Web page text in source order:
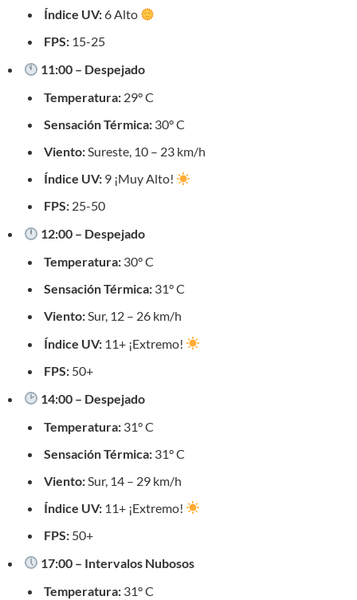
Índice UV:6 Alto
FPS: 15-25
11:00 – Despejado
Temperatura: 29° C
Sensación Térmica: 30° C
Viento:Sureste, 10 – 23 km/h
Índice UV: 9 ¡Muy Alto!
FPS: 25-50
12:00 – Despejado
Temperatura: 30° C
Sensación Térmica: 31° C
Viento:Sur, 12 – 26 km/h
Índice UV: 11+ ¡Extremo!
FPS: 50+
14:00 – Despejado
Temperatura: 31° C
Sensación Térmica: 31° C
Viento: Sur, 14 – 29 km/h
Índice UV: 11+ ¡Extremo!
FPS: 50+
17:00 – Intervalos Nubosos
Temperatura: 31° C